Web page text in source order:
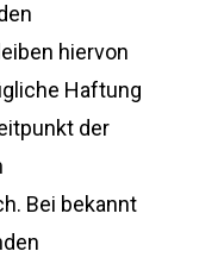
hiervon
Haftung
der
Bei bekannt